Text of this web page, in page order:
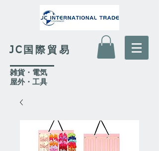
JC国際貿易
​雑貨・電気
​屋外・工具